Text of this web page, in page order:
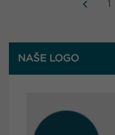
NAŠE LOGO
1